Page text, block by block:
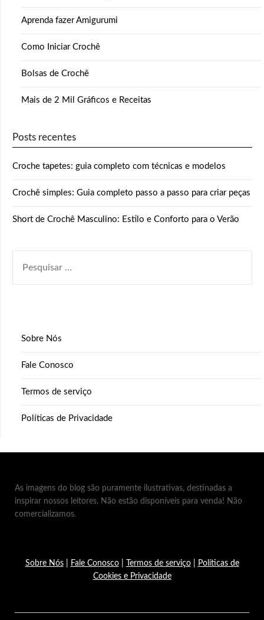
Aprenda fazer Amigurumi
Como Iniciar Crochê
Bolsas de Crochê
Mais de 2 Mil Gráficos e Receitas
Posts recentes
Croche tapetes: guia completo com técnicas e modelos
Crochê simples: Guia completo passo a passo para criar peças
Short de Crochê Masculino: Estilo e Conforto para o Verão
POR:
Sobre Nós
Fale Conosco
Termos de serviço
Políticas de Privacidade
As imagens do blog são puramente ilustrativas, destinadas a
inspirar nossos leitores. Não estão disponíveis para venda! Não
comercializamos.
Sobre Nós| Fale Conosco| Termos de serviço|
Políticas de
Cookies e Privacidade